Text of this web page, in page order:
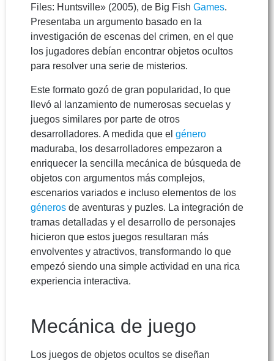
Files: Huntsville» (2005), de Big Fish Games.
Presentaba un argumento basado en la
investigación de escenas del crimen, en el que
los jugadores debían encontrar objetos ocultos
para resolver una serie de misterios.
Este formato gozó de gran popularidad, lo que
llevó al lanzamiento de numerosas secuelas y
juegos similares por parte de otros
desarrolladores. A medida que el género
maduraba, los desarrolladores empezaron a
enriquecer la sencilla mecánica de búsqueda de
objetos con argumentos más complejos,
escenarios variados e incluso elementos de los
géneros de aventuras y puzles. La integración de
tramas detalladas y el desarrollo de personajes
hicieron que estos juegos resultaran más
envolventes y atractivos, transformando lo que
empezó siendo una simple actividad en una rica
experiencia interactiva.
Mecánica de juego
Los juegos de objetos ocultos se diseñan